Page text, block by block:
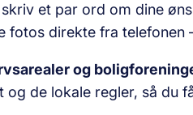
et par ord om dine
fotos direkte fra
og
de lokale regler, så du